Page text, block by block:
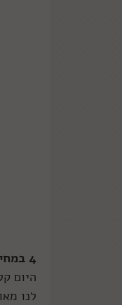
4 במחיר אחד
היום
לנו